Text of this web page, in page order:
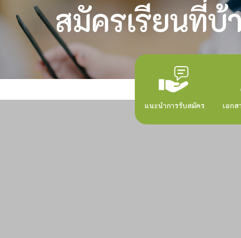
สมัครเรียนที่บ้
แนะนำการรับสมัคร เอก